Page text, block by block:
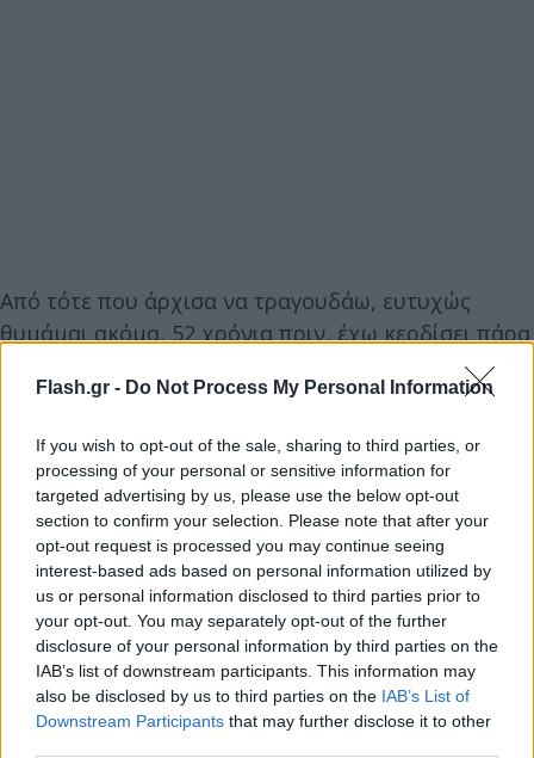
Flash.gr - Do Not Process My Personal Information
If you wish to opt-out of the sale, sharing to third parties, or
processing of your personal or sensitive information for
targeted advertising by us, please use the below opt-out
section to confirm your selection. Please note that after your
opt-out request is processed you may continue seeing
interest-based ads based on personal information utilized by
us or personal information disclosed to third parties prior to
your opt-out. You may separately opt-out of the further
disclosure of your personal information by third parties on the
IAB’s list of downstream participants. This information may
also be disclosed by us to third parties on the IAB’s List of
Downstream Participants that may further disclose it to other
Από τότε που άρχισα να τραγουδάω, ευτυχώς
θυμάμαι ακόμα, 52 χρόνια πριν, έχω κερδίσει πάρα
Καλλιμάρμαρο: αυτό που μου χαρίζετε είναι η
σπουδαία λέξη γιατί όλοι δίνουμε τις μάχες μας και
ειδικά εμείς οι γυναίκες έχουμε δεχτεί και
συνεχίζουμε να δεχόμαστε πυρά από κριτική,
ρατσιστική θα την έλεγα κιόλας , σε σχέση με την
ηλικία, την εμφάνιση, την αντοχή, την ικανότητα,
τη σεξουαλικότητα και πάει λέγοντας…»